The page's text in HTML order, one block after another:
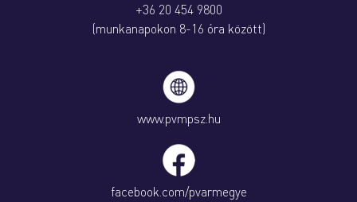
+36 20 454 9800
(munkanapokon 8-16 óra között)
www.pvmpsz.hu
facebook.com/pvarmegye